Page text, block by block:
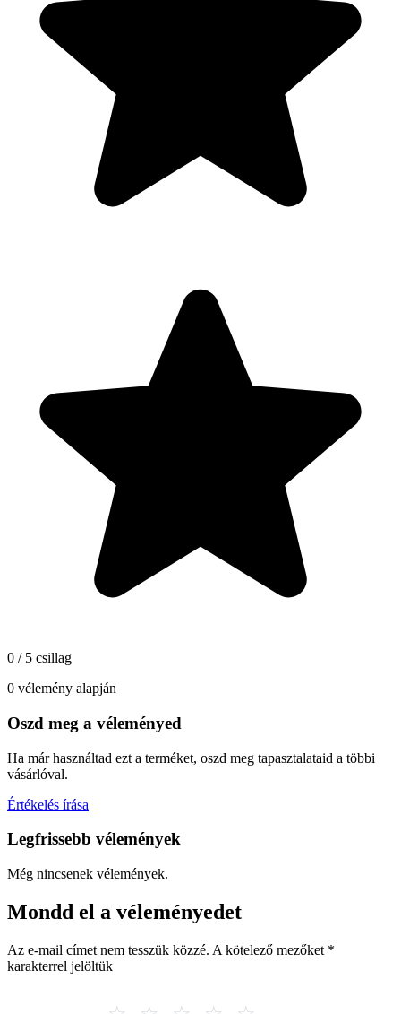
0 / 5 csillag
0 vélemény alapján
Oszd meg a véleményed
Ha már használtad ezt a terméket, oszd meg tapasztalataid a többi
vásárlóval.
Értékelés írása
Legfrissebb vélemények
Még nincsenek vélemények.
Mondd el a véleményedet
Az e-mail címet nem tesszük közzé. A kötelező mezőket *
karakterrel jelöltük